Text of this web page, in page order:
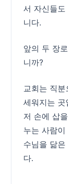
서 자신들
니다.
앞의 두 장
니까?
교회는 직
세워지는 곳
저 손에 삽
누는 사람
수님을 닮
다.